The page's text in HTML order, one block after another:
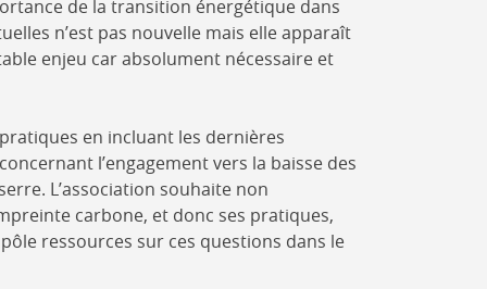
de la transition énergétique dans
n’est pas nouvelle mais elle apparaît
enjeu car absolument nécessaire et
en incluant les dernières
l’engagement vers la baisse des
L’association souhaite non
carbone, et donc ses pratiques,
ressources sur ces questions dans le